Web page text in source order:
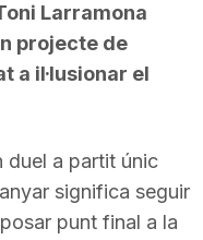
Larramona
projecte de
a il·lusionar el
duel a partit únic
significa seguir
punt final a la